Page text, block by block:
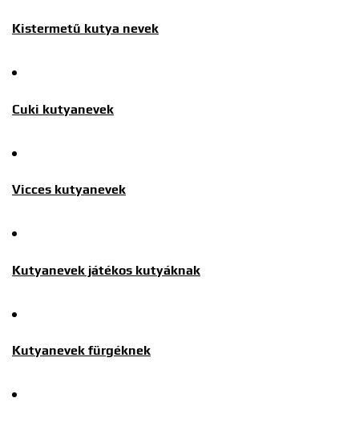
Kistermetű kutya nevek
Cuki kutyanevek
Vicces kutyanevek
Kutyanevek játékos kutyáknak
Kutyanevek fürgéknek